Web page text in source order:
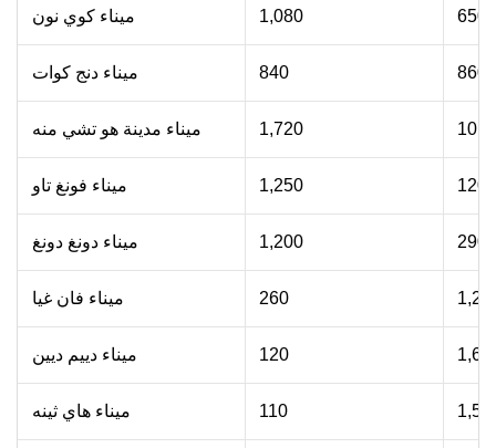
ميناء كوي نون 1,080 650
ميناء دنج كوات 840 860
ميناء مدينة هو تشي منه 1,720 10
ميناء فونغ تاو 1,250 120
ميناء دونغ دونغ 1,200 290
ميناء فان غيا 260
ميناء دييم ديين 120
ميناء هاي ثينه 110